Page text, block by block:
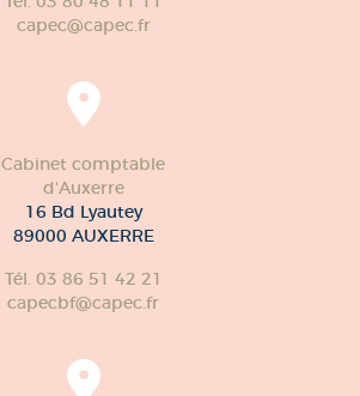
capec@capec.fr
Cabinet comptable
d'Auxerre
16 Bd Lyautey
89000 AUXERRE
Tél. 03 86 51 42 21
capecbf@capec.fr